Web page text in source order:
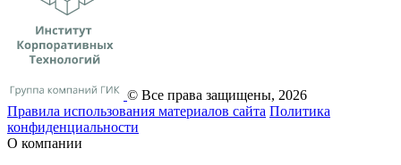
© Все права защищены, 2026
Правила использования материалов сайта Политика
конфиденциальности
О компании